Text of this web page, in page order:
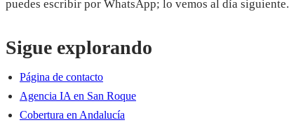
puedes escribir por WhatsApp; lo vemos al día siguiente.
Sigue explorando
Página de contacto
Agencia IA en San Roque
Cobertura en Andalucía